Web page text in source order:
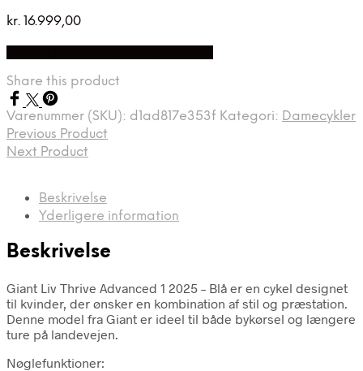
kr. 16.999,00
Share this product
Varenummer (SKU): d1ad817e353f Kategori: Damecykler
Previous Product
Next Product
Beskrivelse
Yderligere information
Beskrivelse
Giant Liv Thrive Advanced 1 2025 – Blå er en cykel designet
til kvinder, der ønsker en kombination af stil og præstation.
Denne model fra Giant er ideel til både bykørsel og længere
ture på landevejen.
Nøglefunktioner: